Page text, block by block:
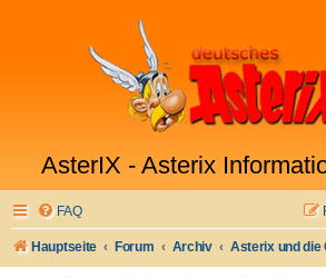
AsterIX - Asterix
FAQ
Hauptseite Forum Archiv